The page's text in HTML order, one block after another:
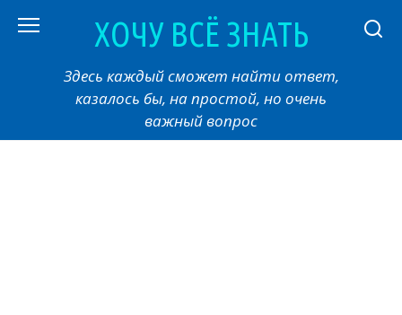
ХОЧУ ВСЁ ЗНАТЬ
Здесь каждый сможет найти ответ,
казалось бы, на простой, но очень
важный вопрос